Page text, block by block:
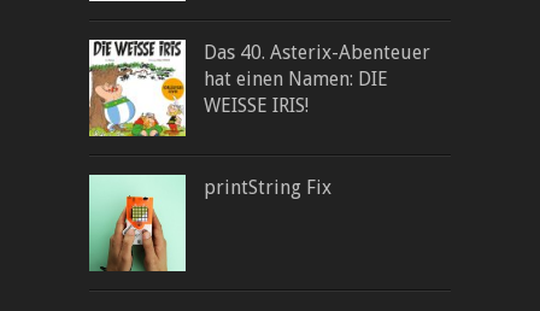
Das 40. Asterix-Abenteuer
hat einen Namen: DIE
WEISSE IRIS!
printString Fix